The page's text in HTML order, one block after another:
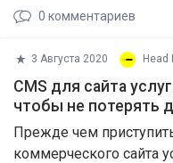
0 комментариев
3 Августа 2020 Head
CMS для сайта
чтобы не потерять
Прежде чем
коммерческого сайта